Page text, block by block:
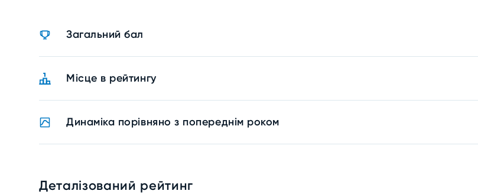
Загальний бал
Місце в рейтингу
Динаміка порівняно з попереднім роком
Деталізований рейтинг